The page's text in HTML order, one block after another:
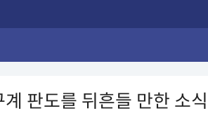
판도를 뒤흔들 만한 소